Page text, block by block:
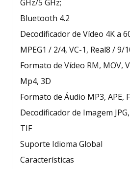
GHz/5 GHz;
Bluetooth 4.2
Decodificador de Vídeo 4K a
MPEG1 / 2/4, VC-1, Real8 / 9/
Formato de Vídeo RM, MOV,
Mp4, 3D
Formato de Áudio MP3, APE,
Decodificador de Imagem
TIF
Suporte Idioma Global
Características